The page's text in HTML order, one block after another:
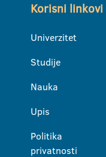
Korisni linkovi
Univerzitet
Studije
Nauka
Upis
Politika
privatnosti